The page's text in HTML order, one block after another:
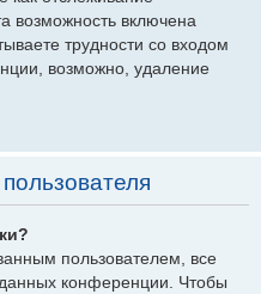
возможность включена
трудности со входом
возможно, удаление
пользователем, все
конференции. Чтобы